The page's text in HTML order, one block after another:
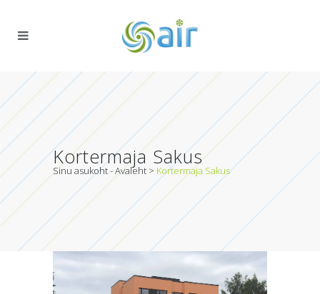
Kortermaja Sakus
Sinu asukoht - Avaleht > Kortermaja Sakus